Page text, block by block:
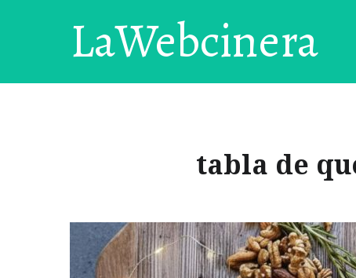
LaWebcinera
tabla de